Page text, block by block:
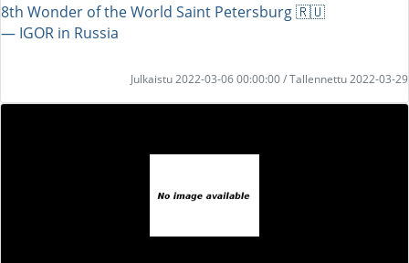
8th Wonder of the World Saint Petersburg 🇷🇺
― IGOR in Russia
Julkaistu 2022-03-06 00:00:00 / Tallennettu 2022-03-29